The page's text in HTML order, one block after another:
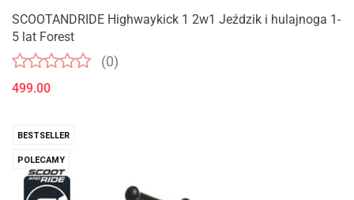
SCOOTANDRIDE Highwaykick 1 2w1 Jeździk i hulajnoga 1-
5 lat Forest
(0)
499.00
BESTSELLER
POLECAMY